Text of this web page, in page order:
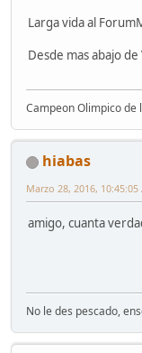
Larga vida al
Desde mas abajo
Campeon Olimpico
hiabas
Marzo 28, 2016, 10:45:05
amigo, cuanta
No le des pescado,